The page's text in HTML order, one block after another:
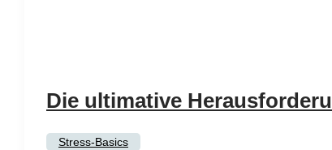
Die ultimative
Stress-Basics